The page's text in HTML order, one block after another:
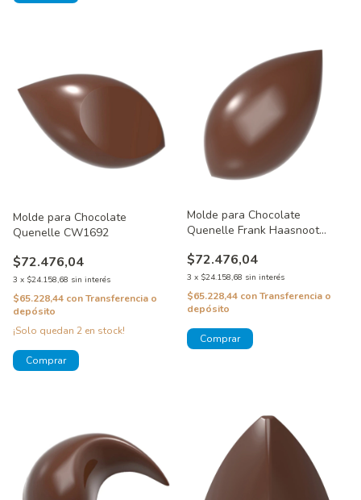
Molde para Chocolate
Quenelle CW1692
$72.476,04
3 x $24.158,68 sin interés
$65.228,44 conTransferencia o
depósito
¡Solo quedan 2 en stock!
Molde para Chocolate
Quenelle Frank Haasnoot
$72.476,04
3 x $24.158,68 sin interés
$65.228,44 conTransferencia o
depósito